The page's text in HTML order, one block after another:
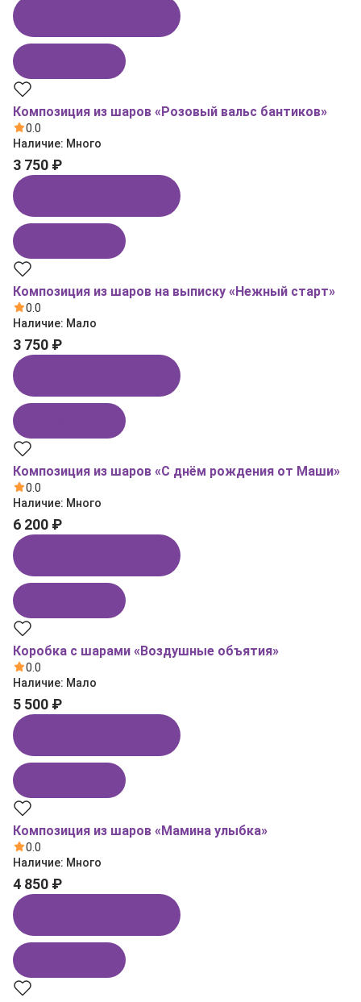
Композиция из шаров «Розовый вальс бантиков»
0.0
Наличие: Много
3 750 ₽
Композиция из шаров на выписку «Нежный старт»
0.0
Наличие: Мало
3 750 ₽
Композиция из шаров «С днём рождения от Маши»
0.0
Наличие: Много
6 200 ₽
Коробка с шарами «Воздушные объятия»
0.0
Наличие: Мало
5 500 ₽
Композиция из шаров «Мамина улыбка»
0.0
Наличие: Много
4 850 ₽